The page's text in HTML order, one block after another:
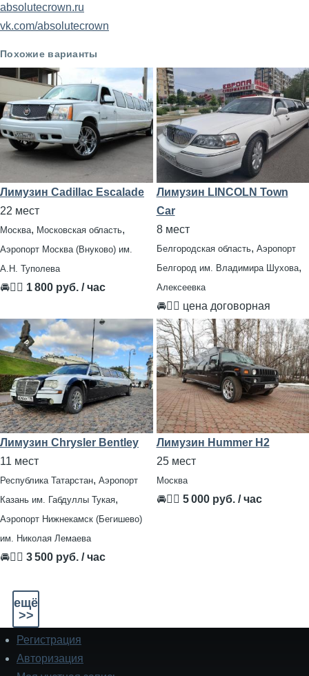
absolutecrown.ru
vk.com/absolutecrown
Похожие варианты
Лимузин Cadillac Escalade
22 мест
Москва, Московская область,
Аэропорт Москва (Внуково) им.
А.Н. Туполева
🚘👨‍✈ 1 800 руб. / час
Лимузин LINCOLN Town
Car
8 мест
Белгородская область, Аэропорт
Белгород им. Владимира Шухова,
Алексеевка
🚘👨‍✈ цена договорная
Лимузин Chrysler Bentley
11 мест
Республика Татарстан, Аэропорт
Казань им. Габдуллы Тукая,
Аэропорт Нижнекамск (Бегишево)
им. Николая Лемаева
🚘👨‍✈ 3 500 руб. / час
Лимузин Hummer H2
25 мест
Москва
🚘👨‍✈ 5 000 руб. / час
ещё
>>
Подвал
Регистрация
Авторизация